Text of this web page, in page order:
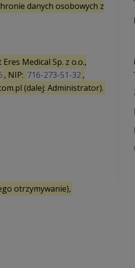
danych osobowych z
Medical Sp. z o.o.,
, NIP: 716-273-51-32 ,
(dalej: Administrator).
otrzymywanie),